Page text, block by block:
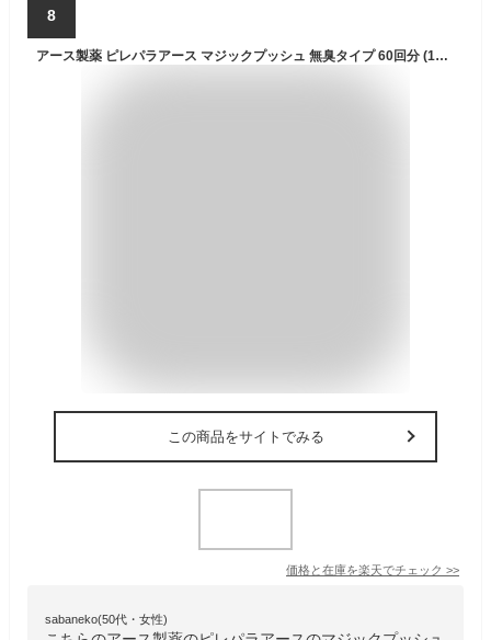
8
アース製薬 ピレパラアース マジックプッシュ 無臭タイプ 60回分 (13.6mL) 防虫剤 衣類 洋服 スプレー ダニよけ クローゼット 衣替え
この商品をサイトでみる
価格と在庫を楽天でチェック >>
sabaneko(50代・女性)